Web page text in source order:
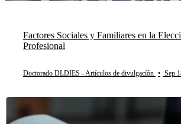
Factores Sociales y Familiares en la
Profesional
Doctorado DLDIES - Artículos de divulgacíón • Sep